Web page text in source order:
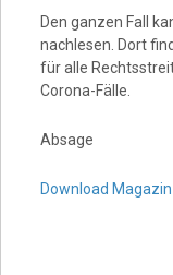
Den ganzen Fall
nachlesen. Dort
für alle
Corona-Fälle.
Absage
Download Magazin